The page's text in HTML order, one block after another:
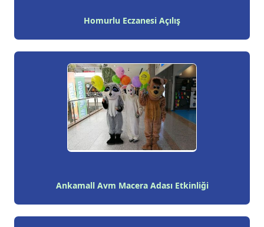
Homurlu Eczanesi Açılış
Ankamall Avm Macera Adası Etkinliği